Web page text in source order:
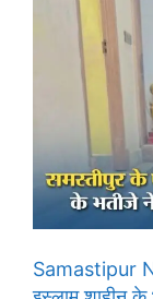
Samastipur